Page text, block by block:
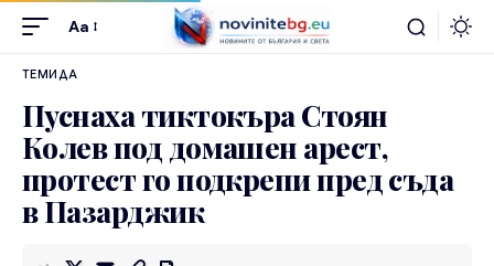
Aa
ТЕМИДА
Пуснаха тиктокъра Стоян
Колев под домашен арест,
протест го подкрепи пред съда
в Пазарджик